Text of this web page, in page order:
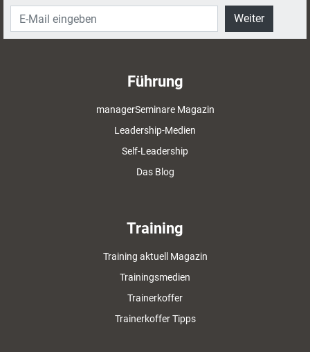
Weiter
Führung
managerSeminare Magazin
Leadership-Medien
Self-Leadership
Das Blog
Training
Training aktuell Magazin
Trainingsmedien
Trainerkoffer
Trainerkoffer Tipps